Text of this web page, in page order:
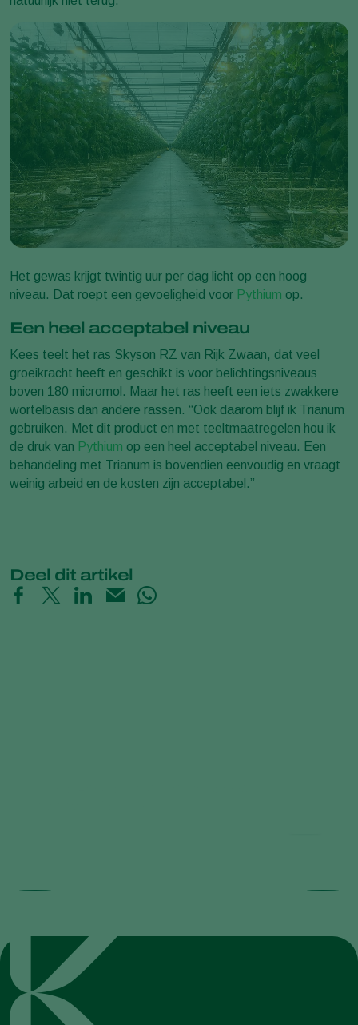
Het gewas krijgt twintig uur per dag licht op een hoog
niveau. Dat roept een gevoeligheid voor Pythium op.
Een heel acceptabel niveau
Kees teelt het ras Skyson RZ van Rijk Zwaan, dat veel
groeikracht heeft en geschikt is voor belichtingsniveaus
boven 180 micromol. Maar het ras heeft een iets zwakkere
wortelbasis dan andere rassen. “Ook daarom blijf ik Trianum
gebruiken. Met dit product en met teeltmaatregelen hou ik
de druk van Pythium op een heel acceptabel niveau. Een
behandeling met Trianum is bovendien eenvoudig en vraagt
weinig arbeid en de kosten zijn acceptabel.”
Deel dit artikel